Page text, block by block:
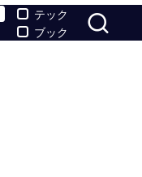
テック
ブック